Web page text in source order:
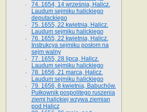
74. 1654, 14 września, Halicz.
Laudum sejmiku halickiego
deputackiego
75. 1655, 22 kwietnia, Halicz.
Laudum sejmiku halickiego
76. 1655, 22 kwietnia, Halicz.
Instrukcya sejmiku posłom na
sejm walny
77. 1655, 28 lipca, Halicz.
Laudum sejmiku halickiego
78. 1656, 21 marca, Halicz.
Laudum sejmiku halickiego
79. 1656, 8 kwietnia, Babuchów.
Pułkownik pospolitego ruszenia
ziemi halickiej wzywa ziemian
pod Halicz